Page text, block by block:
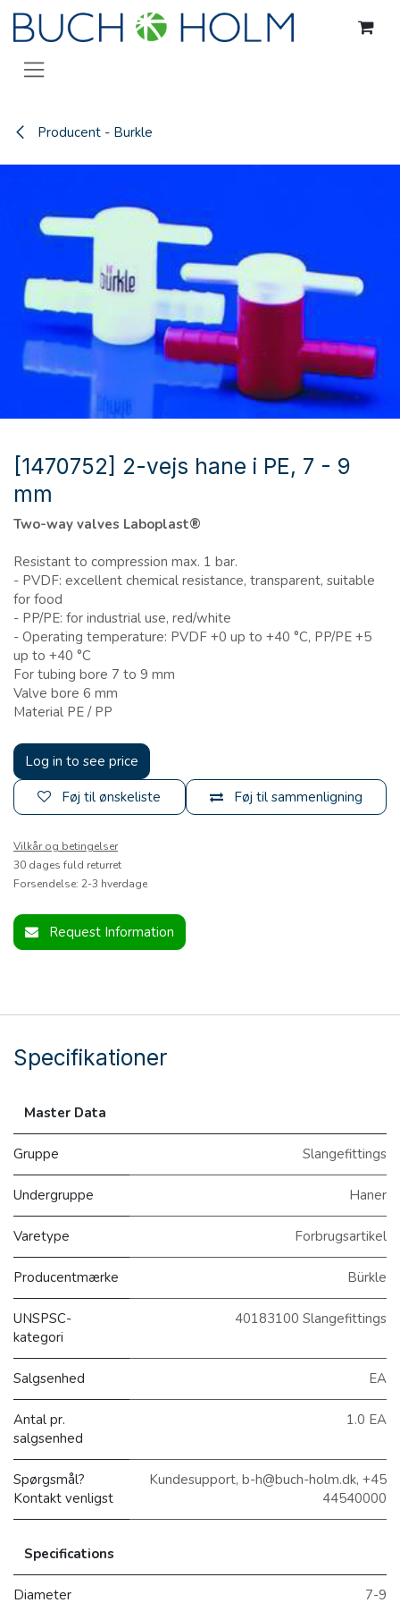
Gå til indhold
Producent - Burkle
[1470752] 2-vejs hane i PE, 7 - 9
mm
Two-way valves Laboplast®
Resistant to compression max. 1 bar.
- PVDF: excellent chemical resistance, transparent, suitable
for food
- PP/PE: for industrial use, red/white
- Operating temperature: PVDF +0 up to +40 °C, PP/PE +5
up to +40 °C
For tubing bore 7 to 9 mm
Valve bore 6 mm
Material PE / PP
Log in to see price
Føj til sammenligning
Føj til ønskeliste
Vilkår og betingelser
30 dages fuld returret
Forsendelse: 2-3 hverdage
Request Information
Specifikationer
Master Data
Gruppe Slangefittings
Undergruppe Haner
Varetype Forbrugsartikel
Producentmærke Bürkle
UNSPSC-
kategori
40183100 Slangefittings
Salgsenhed EA
Antal pr.
salgsenhed
1.0 EA
Spørgsmål?
Kontakt venligst
Kundesupport, b-h@buch-holm.dk, +45
44540000
Specifications
Diameter 7-9